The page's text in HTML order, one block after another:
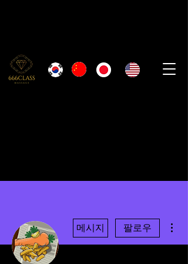
메시지 팔로우